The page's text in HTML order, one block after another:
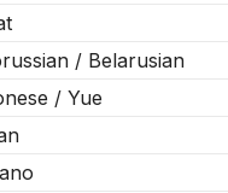
/ Belarusian
/ Yue